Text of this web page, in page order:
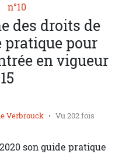
n°10
des droits de
pratique pour
en vigueur
Verbrouck Vu 202 fois
son guide pratique